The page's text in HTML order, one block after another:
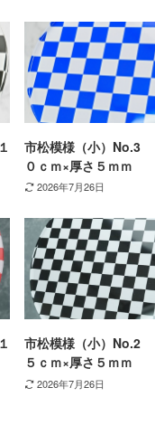
市松模様（小）
０ｃｍ×厚さ５ｍｍ
2026年7月26日
市松模様（小）
５ｃｍ×厚さ５ｍｍ
2026年7月26日